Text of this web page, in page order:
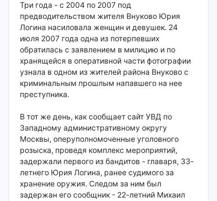
Три года - с 2004 по 2007 под
предводительством жителя Внуково Юрия
Логина насиловала женщин и девушек. 24
июля 2007 года одна из потерпевших
обратилась с заявлением в милицию и по
хранящейся в оперативной части фотографии
узнала в одном из жителей района Внуково с
криминальным прошлым напавшего на нее
преступника.
В тот же день, как сообщает сайт УВД по
Западному административному округу
Москвы, оперуполномоченные уголовного
розыска, проведя комплекс мероприятий,
задержали первого из бандитов - главаря, 33-
летнего Юрия Логина, ранее судимого за
хранение оружия. Следом за ним был
задержан его сообщник - 22-летний Михаил